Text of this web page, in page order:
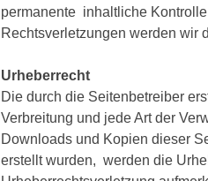
permanente inhaltliche
Rechtsverletzungen werden wir
Urheberrecht
Die durch die Seitenbetreiber
Verbreitung und jede Art der
Downloads und Kopien dieser
erstellt wurden, werden die